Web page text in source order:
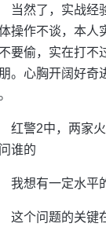
当然了，实战经
操作不谈，本人
要偷，实在打不
。心胸开阔好奇
红警2中，两家
谁的
我想有一定水平
这个问题的关键